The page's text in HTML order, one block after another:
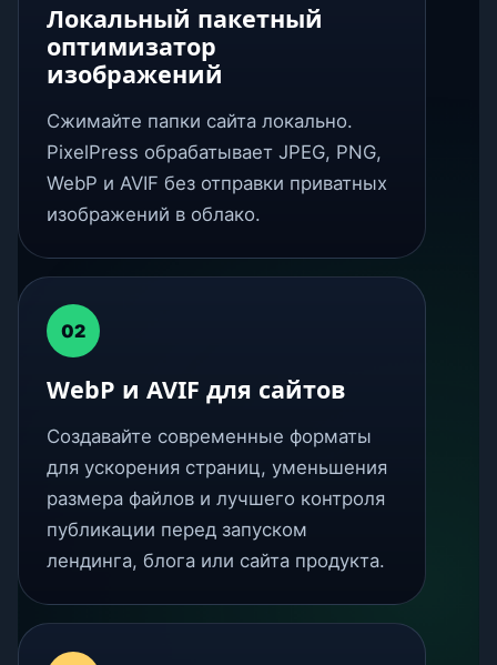
Локальный пакетный
оптимизатор
изображений
Сжимайте папки сайта локально.
PixelPress обрабатывает JPEG, PNG,
WebP и AVIF без отправки приватных
изображений в облако.
02
WebP и AVIF для сайтов
Создавайте современные форматы
для ускорения страниц, уменьшения
размера файлов и лучшего контроля
публикации перед запуском
лендинга, блога или сайта продукта.